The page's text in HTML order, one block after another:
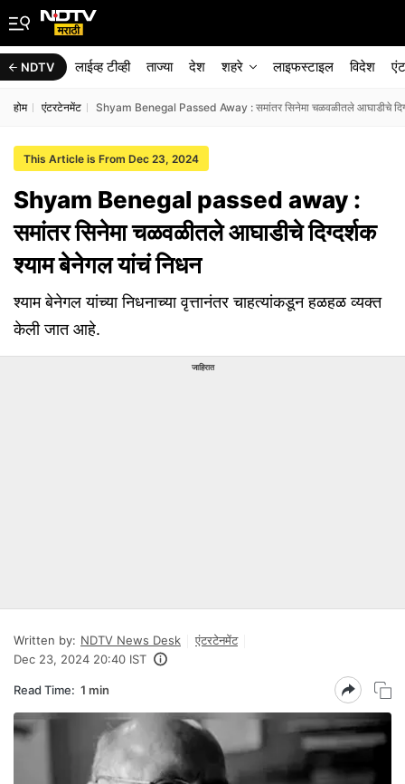
NDTV लाईव्ह टीव्ही ताज्या देश शहरे लाइफस्टाइल विदेश
होम एंटरटेनमेंट Shyam Benegal Passed Away : समांतर सिनेमा चळवळीतले आघाडीचे
This Article is From Dec 23, 2024
Shyam Benegal passed away :
समांतर सिनेमा चळवळीतले आघाडीचे दिग्दर्शक
श्याम बेनेगल यांचं निधन
श्याम बेनेगल यांच्या निधनाच्या वृत्तानंतर चाहत्यांकडून हळहळ व्यक्त
केली जात आहे.
जाहिरात
Written by: NDTV News Desk
एंटरटेनमेंट
Dec 23, 2024 20:40 IST
Read Time: 1 min